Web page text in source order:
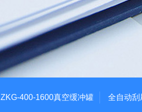
ZKG-400-1600真空缓冲罐 全自动刮